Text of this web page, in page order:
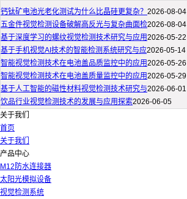
钙钛矿电池光老化测试为什么比晶硅更复杂？ 2026-08-04
五金件视觉检测设备破解高反光与复杂曲面检2026-08-04
基于深度学习的螺纹视觉检测技术研究与应用2026-05-22
基于手机视觉AI技术的智能检测系统研究与应2026-05-14
智能视觉检测技术在电池盖品质监控中的应用2026-05-26
智能视觉检测技术在电池盖质量监控中的应用2026-05-29
基于人工智能的磁性材料视觉检测技术研究与2026-06-01
饮品行业视觉检测技术的发展与应用探索2026-06-05
关于我们
首页
关于我们
产品中心
M12防水连接器
太阳光模拟设备
视觉检测系统